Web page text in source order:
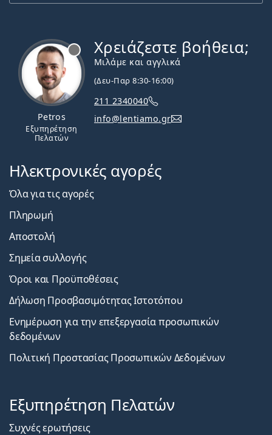
Petros
Εξυπηρέτηση
Πελατών
Χρειάζεστε βοήθεια;
Μιλάμε και αγγλικά
(Δευ-Παρ 8:30-16:00)
211 2340040
info@lentiamo.gr
Ηλεκτρονικές αγορές
Όλα για τις αγορές
Πληρωμή
Αποστολή
Σημεία συλλογής
Όροι και Προϋποθέσεις
Δήλωση Προσβασιμότητας Ιστοτόπου
Ενημέρωση για την επεξεργασία προσωπικών
δεδομένων
Πολιτική Προστασίας Προσωπικών Δεδομένων
Εξυπηρέτηση Πελατών
Συχνές ερωτήσεις